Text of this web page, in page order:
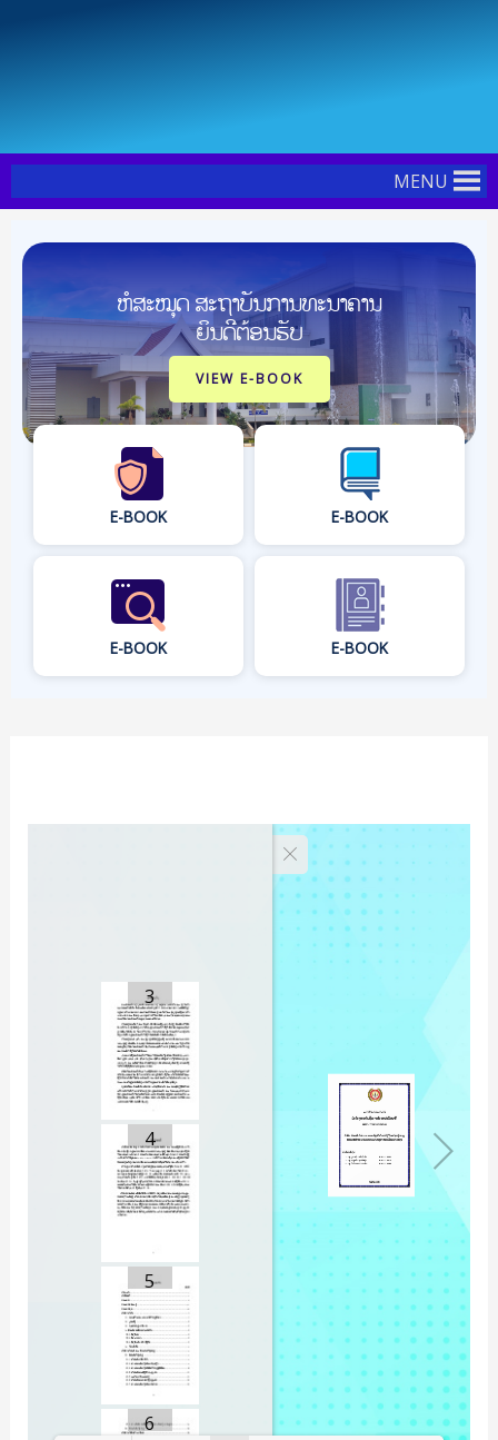
MENU
ຫໍສະໝຸດ ສະຖາບັນການທະນາຄານ
ຍິນດີຕ້ອນຮັບ
VIEW E-BOOK
E-BOOK E-BOOK
E-BOOK E-BOOK
3
4
5
6